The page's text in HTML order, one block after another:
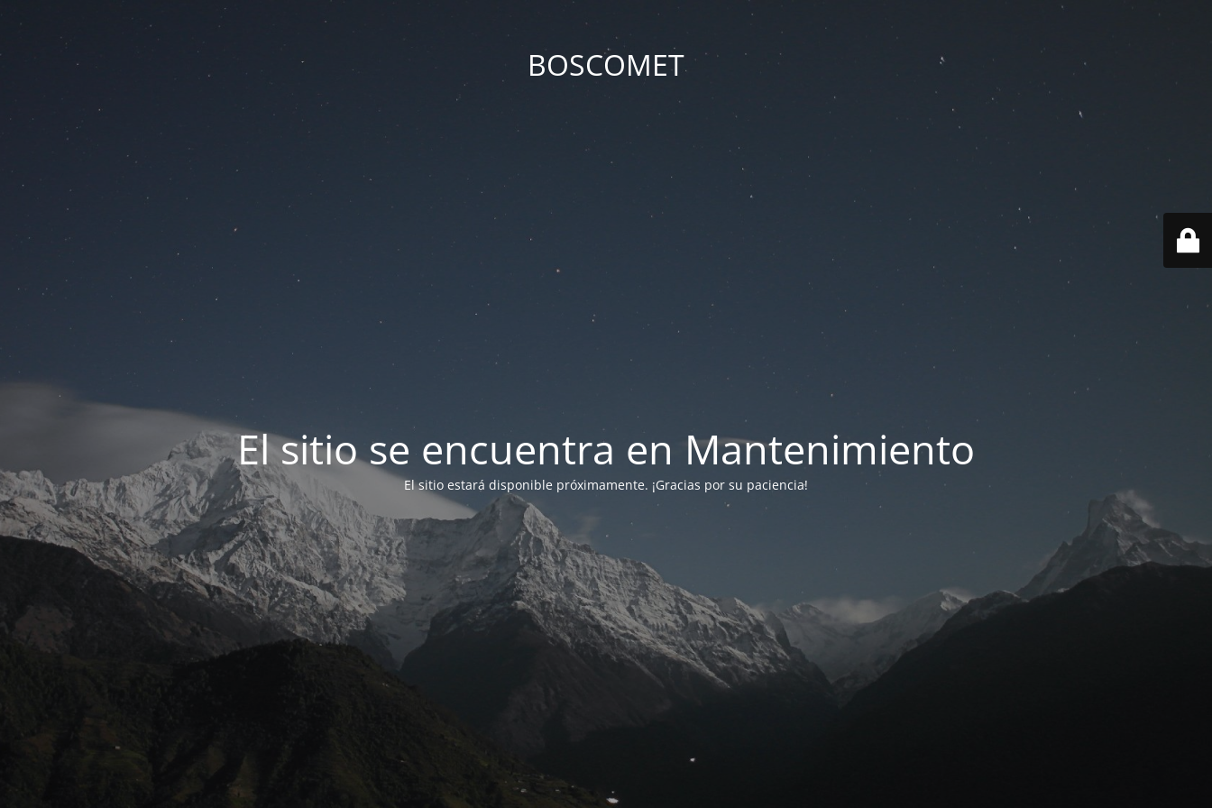
BOSCOMET
El sitio se encuentra en Mantenimiento
El sitio estará disponible próximamente. ¡Gracias por su paciencia!